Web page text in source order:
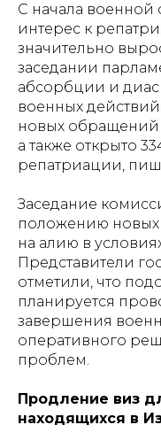
С начала военной
интерес к
значительно
заседании
абсорбции и
военных
новых
а также открыто
репатриации,
Заседание
положению новых
на алию в
Представители
отметили, что
планируется
завершения
оперативного
проблем.
Продление виз
находящихся в